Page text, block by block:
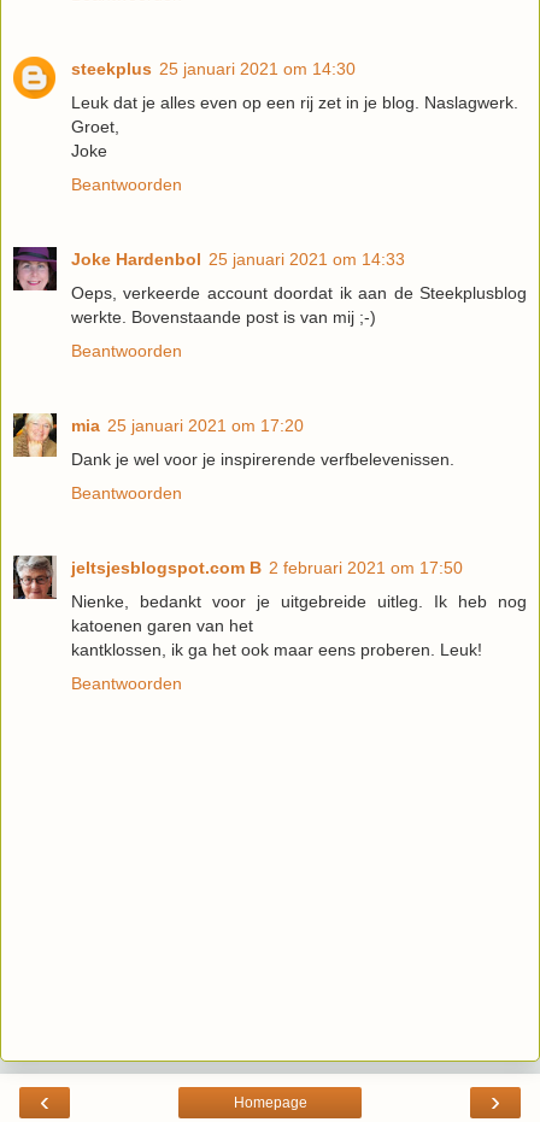
steekplus 25 januari 2021 om 14:30
Leuk dat je alles even op een rij zet in je blog. Naslagwerk.
Groet,
Joke
Beantwoorden
Joke Hardenbol 25 januari 2021 om 14:33
Oeps, verkeerde account doordat ik aan de Steekplusblog
werkte. Bovenstaande post is van mij ;-)
Beantwoorden
mia 25 januari 2021 om 17:20
Dank je wel voor je inspirerende verfbelevenissen.
Beantwoorden
jeltsjesblogspot.com B 2 februari 2021 om 17:50
Nienke, bedankt voor je uitgebreide uitleg. Ik heb nog
katoenen garen van het
kantklossen, ik ga het ook maar eens proberen. Leuk!
Beantwoorden
‹ ›
Homepage